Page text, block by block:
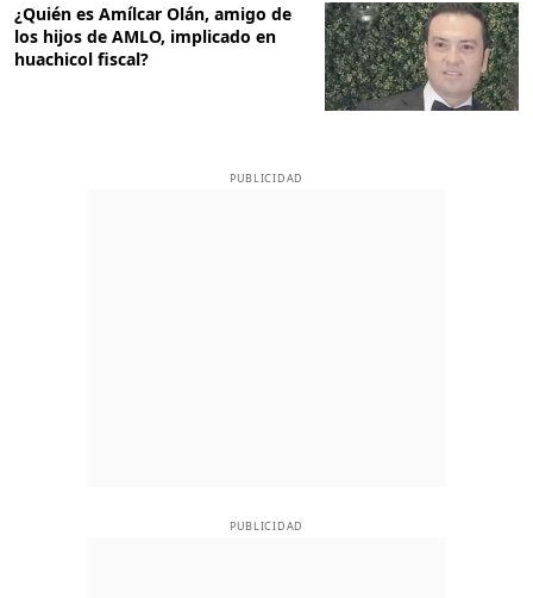
¿Quién es Amílcar Olán, amigo de
los hijos de AMLO, implicado en
huachicol fiscal?
PUBLICIDAD
PUBLICIDAD